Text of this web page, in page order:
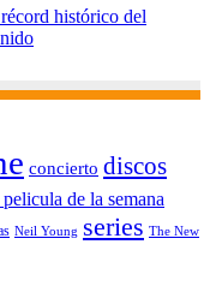
histórico del
concierto discos
de la semana
Neil Young series The New